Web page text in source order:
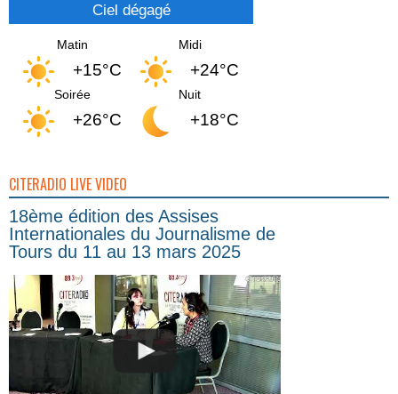
Ciel dégagé
Matin
+15°C
Midi
+24°C
Soirée
+26°C
Nuit
+18°C
CITERADIO LIVE VIDEO
18ème édition des Assises
Internationales du Journalisme de
Tours du 11 au 13 mars 2025